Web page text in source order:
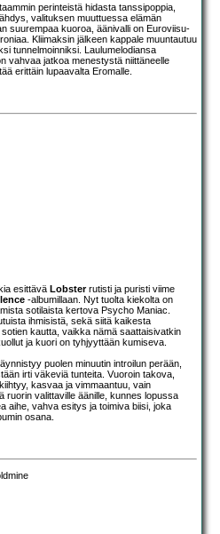
perinteistä hidasta tanssipoppia,
valituksen muuttuessa elämän
suurempaa kuoroa, äänivalli on Euroviisu-
Kliimaksin jälkeen kappale muuntautuu
tunnelmoinniksi. Laulumelodiansa
vahvaa jatkoa menestystä niittäneelle
erittäin lupaavalta Eromalle.
esittävä Lobsterrutisti ja puristi viime
-albumillaan. Nyt tuolta kiekolta on
sotilaista kertova Psycho Maniac.
ihmisistä, sekä siitä kaikesta
kautta, vaikka nämä saattaisivatkin
ja kuori on tyhjyyttään kumiseva.
puolen minuutin introilun perään,
irti väkeviä tunteita. Vuoroin takova,
kasvaa ja vimmaantuu, vain
valittaville äänille, kunnes lopussa
aihe, vahva esitys ja toimiva biisi, joka
osana.